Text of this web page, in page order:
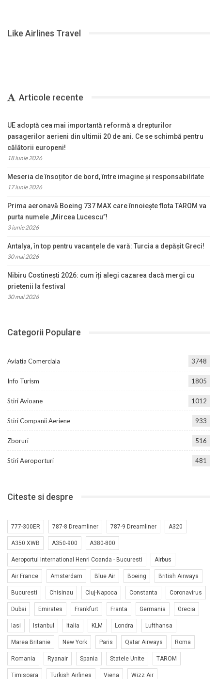
Like Airlines Travel
Articole recente
UE adoptă cea mai importantă reformă a drepturilor
pasagerilor aerieni din ultimii 20 de ani. Ce se schimbă pentru
călătorii europeni!
18 iunie 2026
Meseria de însoțitor de bord, între imagine și responsabilitate
17 iunie 2026
Prima aeronavă Boeing 737 MAX care înnoiește flota TAROM va
purta numele „Mircea Lucescu”!
3 iunie 2026
Antalya, în top pentru vacanțele de vară: Turcia a depășit Greci!
30 mai 2026
Nibiru Costinești 2026: cum îți alegi cazarea dacă mergi cu
prietenii la festival
30 mai 2026
Categorii Populare
Aviatia Comerciala 3748
Info Turism 1805
Stiri Avioane 1012
Stiri Companii Aeriene 933
Zboruri 516
Stiri Aeroporturi 481
Citeste si despre
777-300ER 787-8 Dreamliner 787-9 Dreamliner A320
A350 XWB A350-900 A380-800
Aeroportul International Henri Coanda - Bucuresti Airbus
Air France Amsterdam Blue Air Boeing British Airways
Bucuresti Chisinau Cluj-Napoca Constanta Coronavirus
Dubai Emirates Frankfurt Franta Germania Grecia
Iasi Istanbul Italia KLM Londra Lufthansa
Marea Britanie New York Paris Qatar Airways Roma
Romania Ryanair Spania Statele Unite TAROM
Timisoara Turkish Airlines Viena Wizz Air